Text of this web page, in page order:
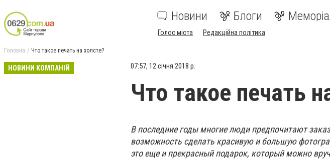
Новини Блоги
Голос міста Редакційна політика
Головна Что такое печать на холсте?
НОВИНИ КОМПАНІЙ 07:57, 12 січня 2018 р.
Что такое печать
В последние годы многие люди предпочитают
возможность сделать красивую и большую
это еще и прекрасный подарок, который можно